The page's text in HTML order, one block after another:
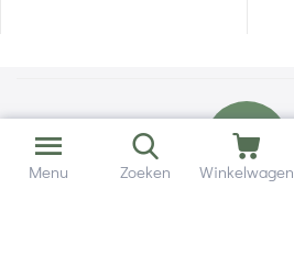
Menu Zoeken Winkelwagen